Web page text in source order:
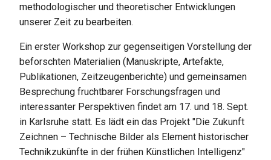
methodologischer und theoretischer Entwicklungen
unserer Zeit zu bearbeiten.
Ein erster Workshop zur gegenseitigen Vorstellung der
beforschten Materialien (Manuskripte, Artefakte,
Publikationen, Zeitzeugenberichte) und gemeinsamen
Besprechung fruchtbarer Forschungsfragen und
interessanter Perspektiven findet am 17. und 18. Sept.
in Karlsruhe statt. Es lädt ein das Projekt "Die Zukunft
Zeichnen – Technische Bilder als Element historischer
Technikzukünfte in der frühen Künstlichen Intelligenz"